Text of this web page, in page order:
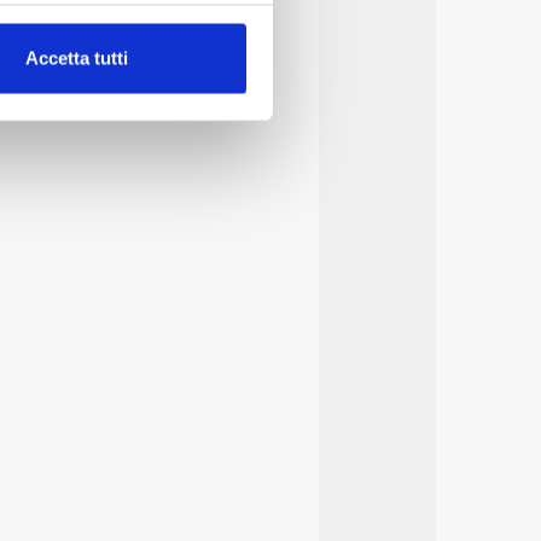
(impronte
di base quali la
informazioni sul
che l’Utente ha fornito
Accetta tutti